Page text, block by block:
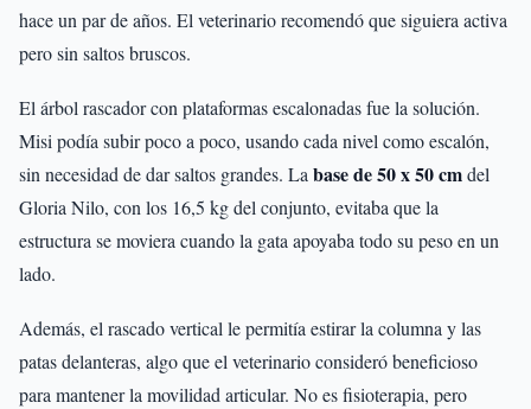
hace un par de años. El veterinario recomendó que siguiera activa
pero sin saltos bruscos.
El árbol rascador con plataformas escalonadas fue la solución.
Misi podía subir poco a poco, usando cada nivel como escalón,
sin necesidad de dar saltos grandes. La base de 50 x 50 cmdel
Gloria Nilo, con los 16,5 kg del conjunto, evitaba que la
estructura se moviera cuando la gata apoyaba todo su peso en un
lado.
Además, el rascado vertical le permitía estirar la columna y las
patas delanteras, algo que el veterinario consideró beneficioso
para mantener la movilidad articular. No es fisioterapia, pero